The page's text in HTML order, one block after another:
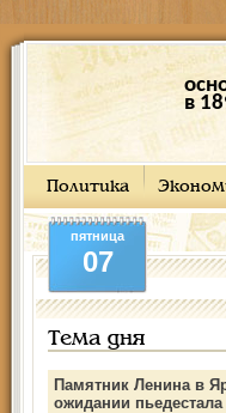
в
Политика
пятница
07
Тема дня
Памятник Ленина в
ожидании пьедестала